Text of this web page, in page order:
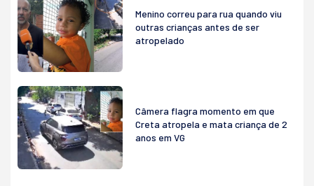
Menino correu para rua quando viu
outras crianças antes de ser
atropelado
Câmera flagra momento em que
Creta atropela e mata criança de 2
anos em VG